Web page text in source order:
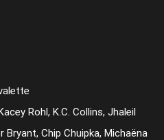
Rohl, K.C. Collins, Jhaleil
Bryant, Chip Chuipka, Michaëna